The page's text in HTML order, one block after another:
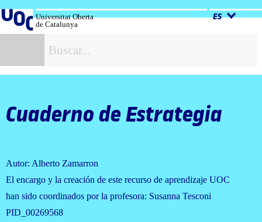
al
contenido
Universitat Oberta
de Catalunya
ES
Cuaderno de Estrategia
Autor: Alberto Zamarron
El encargo y la creación de este recurso de aprendizaje UOC
han sido coordinados por la profesora: Susanna Tesconi
PID_00269568